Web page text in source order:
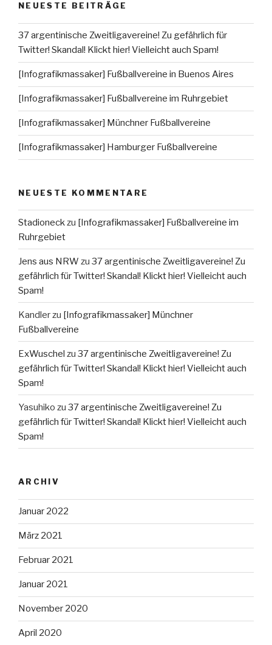
NEUESTE BEITRÄGE
37 argentinische Zweitligavereine! Zu gefährlich für
Twitter! Skandal! Klickt hier! Vielleicht auch Spam!
[Infografikmassaker] Fußballvereine in Buenos Aires
[Infografikmassaker] Fußballvereine im Ruhrgebiet
[Infografikmassaker] Münchner Fußballvereine
[Infografikmassaker] Hamburger Fußballvereine
NEUESTE KOMMENTARE
Stadioneckzu [Infografikmassaker] Fußballvereine im
Ruhrgebiet
Jens aus NRW zu 37 argentinische Zweitligavereine! Zu
gefährlich für Twitter! Skandal! Klickt hier! Vielleicht auch
Spam!
Kandlerzu [Infografikmassaker] Münchner
Fußballvereine
ExWuschel zu 37 argentinische Zweitligavereine! Zu
gefährlich für Twitter! Skandal! Klickt hier! Vielleicht auch
Spam!
Yasuhiko zu 37 argentinische Zweitligavereine! Zu
gefährlich für Twitter! Skandal! Klickt hier! Vielleicht auch
Spam!
ARCHIV
Januar 2022
März 2021
Februar 2021
Januar 2021
November 2020
April 2020